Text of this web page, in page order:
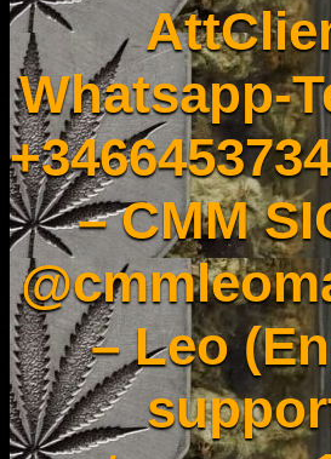
Whatsapp-
– CMM
– Leo